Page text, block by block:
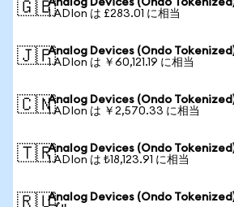
🇬🇧Analog Devices (Ondo Tokenized)
1 ADIon は £283.01 に相当
🇯🇵Analog Devices (Ondo Tokenized)
1 ADIon は ￥60,121.19 に相当
🇨🇳Analog Devices (Ondo Tokenized)
1 ADIon は ￥2,570.33 に相当
🇹🇷Analog Devices (Ondo Tokenized)
1 ADIon は ₺18,123.91 に相当
🇷🇺Analog Devices (Ondo Tokenized)